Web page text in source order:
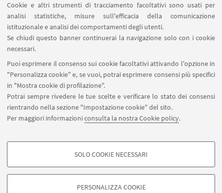
Cookie e altri strumenti di tracciamento facoltativi sono usati per
analisi statistiche, misure sull'efficacia della comunicazione
istituzionale e analisi dei comportamenti degli utenti.
Se chiudi questo banner continuerai la navigazione solo con i cookie
necessari.
Puoi esprimere il consenso sui cookie facoltativi attivando l'opzione in
"Personalizza cookie" e, se vuoi, potrai esprimere consensi più specifici
in "Mostra cookie di profilazione".
Potrai sempre rivedere le tue scelte e verificare lo stato dei consensi
rientrando nella sezione "Impostazione cookie" del sito.
Per maggiori informazioniconsulta la nostra Cookie policy.
COOKIE DI PROFILAZIONE - FACOLTATIVI
degli utenti, creare profili in base al loro comportamento sul sito, per analisi
SOLO COOKIE NECESSARI
PERSONALIZZA COOKIE
Colpa e rivolta: "The Nix", di Nathan Hill
Seguici su: